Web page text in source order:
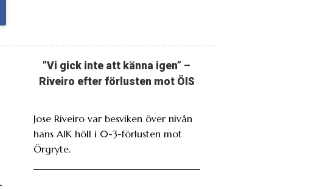
”Vi gick inte att känna igen” –
Riveiro efter förlusten mot ÖIS
Jose Riveiro var besviken över nivån
hans AIK höll i 0-3-förlusten mot
Örgryte.